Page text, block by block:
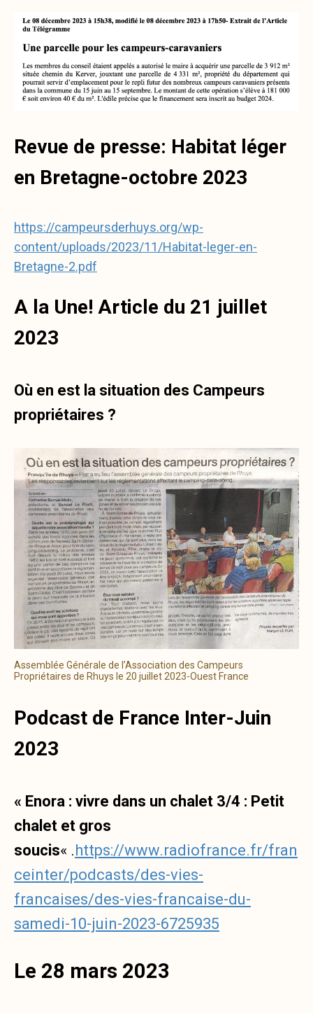
Revue de presse: Habitat léger
en Bretagne-octobre 2023
https://campeursderhuys.org/wp-
content/uploads/2023/11/Habitat-leger-en-
Bretagne-2.pdf
A la Une! Article du 21 juillet
2023
Où en est la situation des Campeurs
propriétaires ?
Assemblée Générale de l’Association des Campeurs
Propriétaires de Rhuys le 20 juillet 2023-Ouest France
Podcast de France Inter-Juin
2023
« Enora : vivre dans un chalet 3/4 : Petit
chalet et gros
soucis« .https://www.radiofrance.fr/fran
ceinter/podcasts/des-vies-
francaises/des-vies-francaise-du-
samedi-10-juin-2023-6725935
Le 28 mars 2023